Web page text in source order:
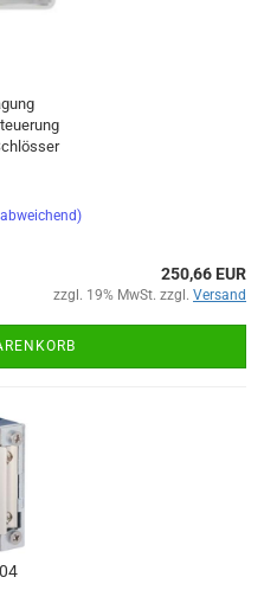
250,66 EUR
zzgl. 19% MwSt. zzgl. Versand